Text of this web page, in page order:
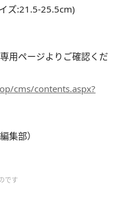
ズ:21.5-25.5cm)
用ページよりご確認くだ
cms/contents.aspx?
集部）
です